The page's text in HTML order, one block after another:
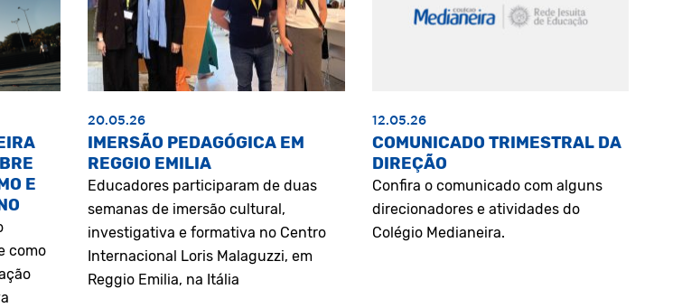
E
como
20.05.26
IMERSÃO PEDAGÓGICA EM
REGGIO EMILIA
Educadores participaram de duas
semanas de imersão cultural,
investigativa e formativa no Centro
Internacional Loris Malaguzzi, em
Reggio Emilia, na Itália
12.05.26
COMUNICADO TRIMESTRAL DA
DIREÇÃO
Confira o comunicado com alguns
direcionadores e atividades do
Colégio Medianeira.